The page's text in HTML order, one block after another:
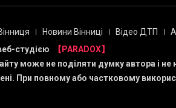
Новини Вінниці Відео ДТП
студією
【PARADOX】
може не поділяти думку автора і не
При повному або частковому